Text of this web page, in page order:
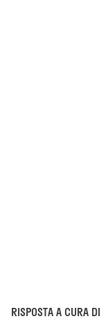
RISPOSTA A CURA DI